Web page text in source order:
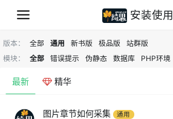
安装使用
版本： 全部 通用 新书版 极品版
站群版
模块：
全部 错误提示 伪静态 数据库 PHP环境
最新 精华
图片章节如何采集 通用